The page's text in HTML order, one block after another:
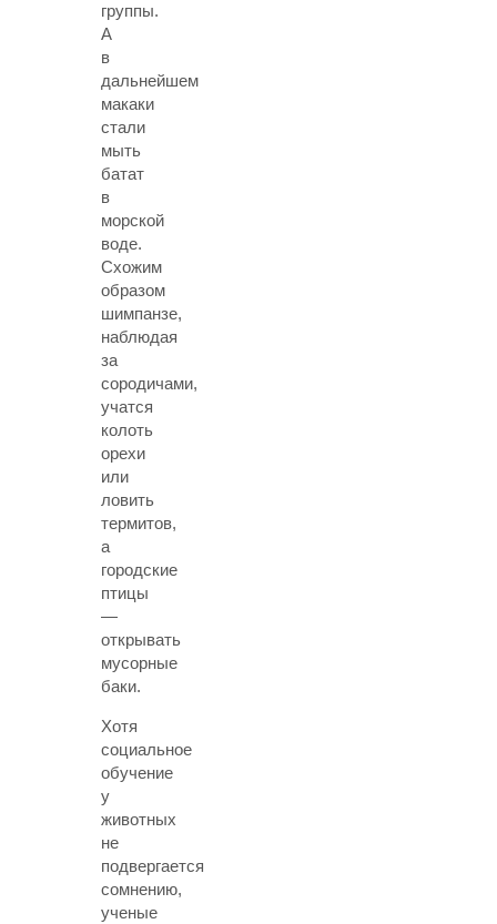
группы.
А
в
дальнейшем
макаки
стали
мыть
батат
в
морской
воде.
Схожим
образом
шимпанзе,
наблюдая
за
сородичами,
учатся
колоть
орехи
или
ловить
термитов,
а
городские
птицы
—
открывать
мусорные
баки.
Хотя
социальное
обучение
у
животных
не
подвергается
сомнению,
ученые